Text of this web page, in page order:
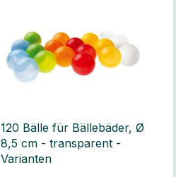
120 Bälle für Bällebäder, Ø
8,5 cm - transparent -
Varianten